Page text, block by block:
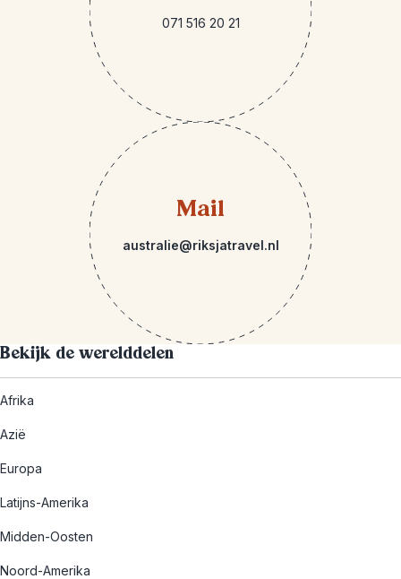
071 516 20 21
Mail
australie@riksjatravel.nl
Bekijk de werelddelen
Afrika
Azië
Europa
Latijns-Amerika
Midden-Oosten
Noord-Amerika